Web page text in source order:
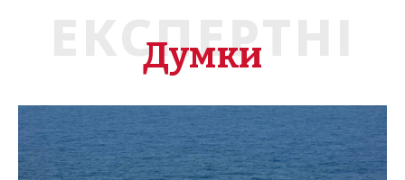
ЕКСПЕРТНІ
Думки